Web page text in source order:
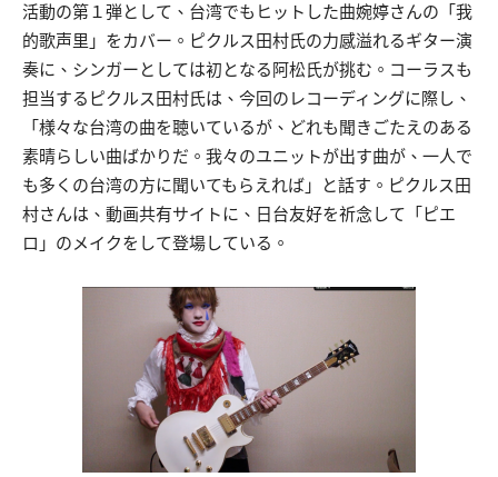
活動の第１弾として、台湾でもヒットした曲婉婷さんの「我
的歌声里」をカバー。ピクルス田村氏の力感溢れるギター演
奏に、シンガーとしては初となる阿松氏が挑む。コーラスも
担当するピクルス田村氏は、今回のレコーディングに際し、
「様々な台湾の曲を聴いているが、どれも聞きごたえのある
素晴らしい曲ばかりだ。我々のユニットが出す曲が、一人で
も多くの台湾の方に聞いてもらえれば」と話す。ピクルス田
村さんは、動画共有サイトに、日台友好を祈念して「ピエ
ロ」のメイクをして登場している。